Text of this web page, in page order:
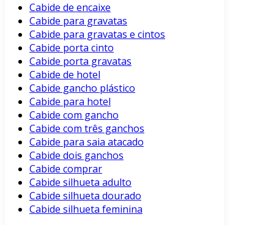
Cabide de encaixe
Cabide para gravatas
Cabide para gravatas e cintos
Cabide porta cinto
Cabide porta gravatas
Cabide de hotel
Cabide gancho plástico
Cabide para hotel
Cabide com gancho
Cabide com três ganchos
Cabide para saia atacado
Cabide dois ganchos
Cabide comprar
Cabide silhueta adulto
Cabide silhueta dourado
Cabide silhueta feminina